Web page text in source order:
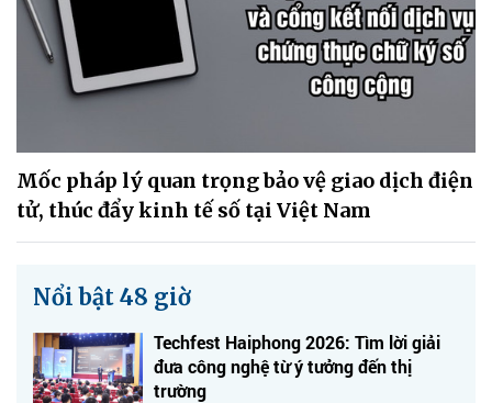
Mốc pháp lý quan trọng bảo vệ giao dịch điện
tử, thúc đẩy kinh tế số tại Việt Nam
Nổi bật 48 giờ
Techfest Haiphong 2026: Tìm lời giải
đưa công nghệ từ ý tưởng đến thị
trường